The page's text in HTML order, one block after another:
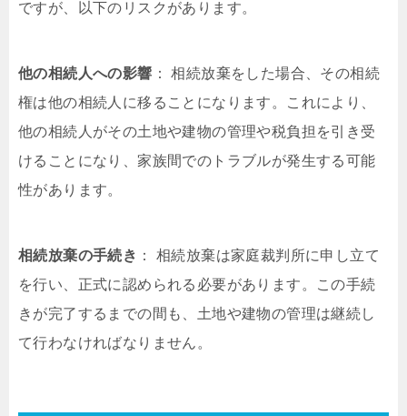
ですが、以下のリスクがあります。
他の相続人への影響 ： 相続放棄をした場合、その相続
権は他の相続人に移ることになります。これにより、
他の相続人がその土地や建物の管理や税負担を引き受
けることになり、家族間でのトラブルが発生する可能
性があります。
相続放棄の手続き ： 相続放棄は家庭裁判所に申し立て
を行い、正式に認められる必要があります。この手続
きが完了するまでの間も、土地や建物の管理は継続し
て行わなければなりません。